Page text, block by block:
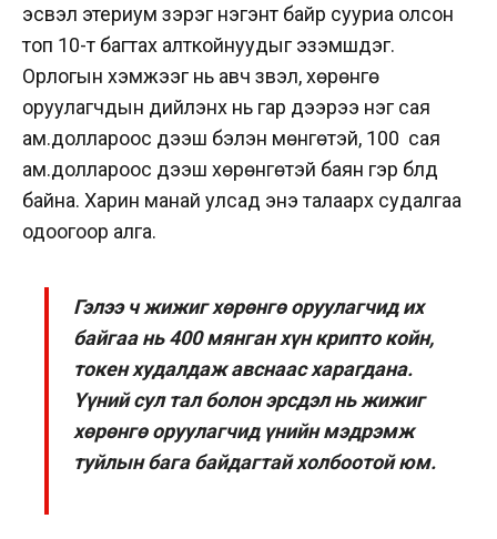
эсвэл этериум зэрэг нэгэнт байр сууриа олсон
топ 10-т багтах алткойнуудыг эзэмшдэг.
Орлогын хэмжээг нь авч үзвэл, хөрөнгө
оруулагчдын дийлэнх нь гар дээрээ нэг сая
ам.доллароос дээш бэлэн мөнгөтэй, 100 сая
ам.доллароос дээш хөрөнгөтэй баян гэр бүлүүд
байна. Харин манай улсад энэ талаарх судалгаа
одоогоор алга.
Гэлээ ч жижиг хөрөнгө оруулагчид их
байгаа нь 400 мянган хүн крипто койн,
токен худалдаж авснаас харагдана.
Үүний сул тал болон эрсдэл нь жижиг
хөрөнгө оруулагчид үнийн мэдрэмж
туйлын бага байдагтай холбоотой юм.